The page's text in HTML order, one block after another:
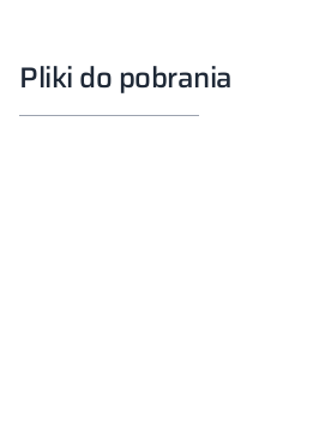
Pliki do pobrania